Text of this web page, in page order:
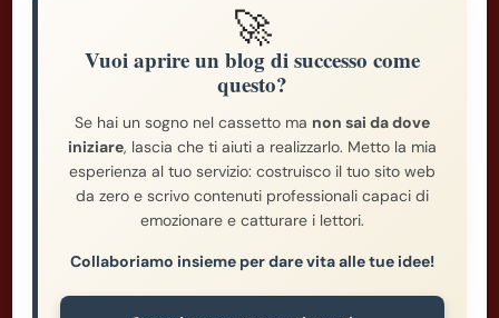
🚀
Vuoi aprire un blog di successo come
questo?
Se hai un sogno nel cassetto ma non sai da dove
iniziare, lascia che ti aiuti a realizzarlo. Metto la mia
esperienza al tuo servizio: costruisco il tuo sito web
da zero e scrivo contenuti professionali capaci di
emozionare e catturare i lettori.
Collaboriamo insieme per dare vita alle tue idee!